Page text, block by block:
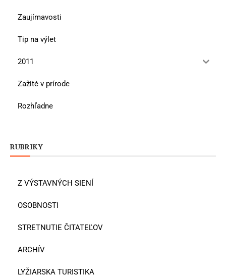
Zaujímavosti
Tip na výlet
2011
Zažité v prírode
Rozhľadne
RUBRIKY
Z VÝSTAVNÝCH SIENÍ
OSOBNOSTI
STRETNUTIE ČITATEĽOV
ARCHÍV
LYŽIARSKA TURISTIKA